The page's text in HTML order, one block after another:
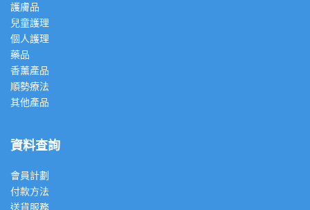
護膚品
兒童護理
個人護理
藥品
香薰產品
順勢療法
其他產品
資料查詢
會員計劃
付款方法
送貨服務